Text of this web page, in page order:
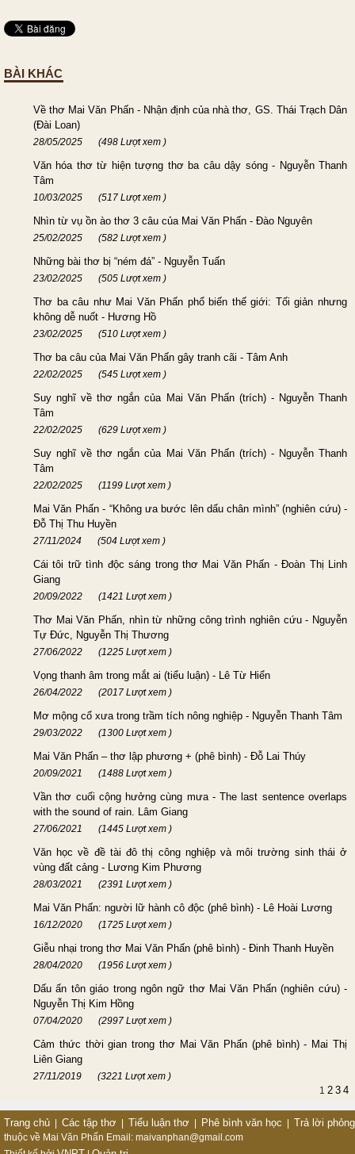
BÀI KHÁC
Về thơ Mai Văn Phấn - Nhận định của nhà thơ, GS. Thái Trạch Dân
(Đài Loan)
28/05/2025 (498 Lượt xem )
Văn hóa thơ từ hiện tượng thơ ba câu dậy sóng - Nguyễn Thanh
Tâm
10/03/2025 (517 Lượt xem )
Nhìn từ vụ ồn ào thơ 3 câu của Mai Văn Phấn - Đào Nguyên
25/02/2025 (582 Lượt xem )
Những bài thơ bị “ném đá” - Nguyễn Tuấn
23/02/2025 (505 Lượt xem )
Thơ ba câu như Mai Văn Phấn phổ biến thế giới: Tối giản nhưng
không dễ nuốt - Hương Hồ
23/02/2025 (510 Lượt xem )
Thơ ba câu của Mai Văn Phấn gây tranh cãi - Tâm Anh
22/02/2025 (545 Lượt xem )
Suy nghĩ về thơ ngắn của Mai Văn Phấn (trích) - Nguyễn Thanh
Tâm
22/02/2025 (629 Lượt xem )
Suy nghĩ về thơ ngắn của Mai Văn Phấn (trích) - Nguyễn Thanh
Tâm
22/02/2025 (1199 Lượt xem )
Mai Văn Phấn - “Không ưa bước lên dấu chân mình” (nghiên cứu) -
Đỗ Thị Thu Huyền
27/11/2024 (504 Lượt xem )
Cái tôi trữ tình độc sáng trong thơ Mai Văn Phấn - Đoàn Thị Linh
Giang
20/09/2022 (1421 Lượt xem )
Thơ Mai Văn Phấn, nhìn từ những công trình nghiên cứu - Nguyễn
Tự Đức, Nguyễn Thị Thương
27/06/2022 (1225 Lượt xem )
Vọng thanh âm trong mắt ai (tiểu luận) - Lê Từ Hiển
26/04/2022 (2017 Lượt xem )
Mơ mộng cổ xưa trong trầm tích nông nghiệp - Nguyễn Thanh Tâm
29/03/2022 (1300 Lượt xem )
Mai Văn Phấn – thơ lập phương + (phê bình) - Đỗ Lai Thúy
20/09/2021 (1488 Lượt xem )
Vần thơ cuối cộng hưởng cùng mưa - The last sentence overlaps
with the sound of rain. Lâm Giang
27/06/2021 (1445 Lượt xem )
Văn học về đề tài đô thị công nghiệp và môi trường sinh thái ở
vùng đất cảng - Lương Kim Phương
28/03/2021 (2391 Lượt xem )
Mai Văn Phấn: người lữ hành cô độc (phê bình) - Lê Hoài Lương
16/12/2020 (1725 Lượt xem )
Giễu nhại trong thơ Mai Văn Phấn (phê bình) - Đinh Thanh Huyền
28/04/2020 (1956 Lượt xem )
Dấu ấn tôn giáo trong ngôn ngữ thơ Mai Văn Phấn (nghiên cứu) -
Nguyễn Thị Kim Hồng
07/04/2020 (2997 Lượt xem )
Cảm thức thời gian trong thơ Mai Văn Phấn (phê bình) - Mai Thị
Liên Giang
27/11/2019
(3221 Lượt xem )
1 2 3 4
Trang chủ Các tập thơ Tiểu luận thơ Phê bình văn học Trả lời
thuộc về Mai Văn Phấn Email: maivanphan@gmail.com